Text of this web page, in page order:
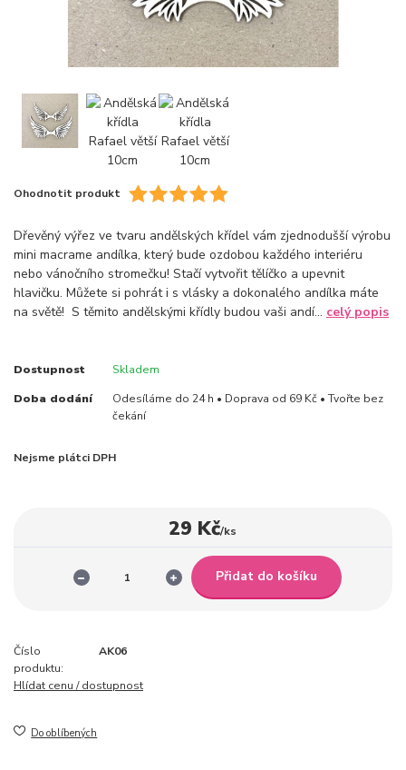
Ohodnotit produkt
Dřevěný výřez ve tvaru andělských křídel vám zjednodušší výrobu
mini macrame andílka, který bude ozdobou každého interiéru
nebo vánočního stromečku! Stačí vytvořit tělíčko a upevnit
hlavičku. Můžete si pohrát i s vlásky a dokonalého andílka máte
na světě! S těmito andělskými křídly budou vaši andí... celý popis
Dostupnost Skladem
Doba dodání
Odesíláme do 24 h • Doprava od 69 Kč • Tvořte bez
čekání
Nejsme plátci DPH
29 Kč/ks
Přidat do košíku
Číslo
produktu:
AK06
Hlídat cenu / dostupnost
Do oblíbených